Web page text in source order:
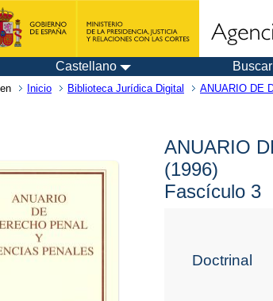
Castellano Buscar
en Inicio Biblioteca Jurídica Digital ANUARIO DE
ANUARIO
(1996)
Fascículo 3
Doctrinal